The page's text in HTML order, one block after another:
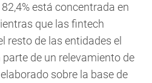
82,4% está concentrada en
que las fintech
resto de las entidades el
de un relevamiento de
sobre la base de